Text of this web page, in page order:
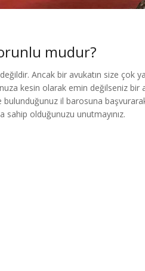
mudur?
Ancak bir avukatın size çok
kesin olarak emin değilseniz bir
il barosuna
sahip olduğunuzu unutmayınız.